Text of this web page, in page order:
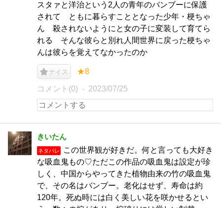
スタァと洋治という2人の青年のバンブーに保護
されて ともに暮らすこととなった少年・梗ちゃ
ん 殺されないようにと女の子に変装して育てら
れる そんな彼らと別れ人間世界に戻った梗ちゃ
んは彼らを覚えてなかったのか
ナイス ★8
コメント(0) 2023/07/25
きいたん
ネタバレ
この世界観が好きだ。何と言っても大好き
な吸血鬼もの♡ただこの作品の吸血鬼は設定が珍
しく、中国からやってきた植物由来の竹の吸血鬼
で、その名はバンブー。老化はせず、寿命は約
120年。死ぬ時には白く美しい花を咲かせるとい